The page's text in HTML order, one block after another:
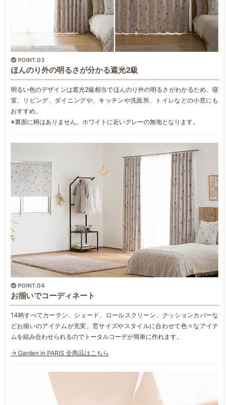
POINT.03
ほんのり外の明るさが分かる遮光2級
明るい色のデザインは遮光2級相当でほんのり外の明るさがわかるため、寝
室、リビング、ダイニングや、キッチンや洗面所、トイレなどの小窓にも
おすすめ。
※裏面に柄はありません。ホワイトに近いグレーの無地となります。
POINT.04
お揃いでコーディネート
14柄すべてカーテン、シェード、ロールスクリーン、クッションカバーな
どお揃いのアイテムが充実。窓サイズやスタイルに合わせて色々なアイテ
ムを組み合わせられるのでトータルコーデが簡単に作れます。
→ Garden in PARIS 全商品はこちら